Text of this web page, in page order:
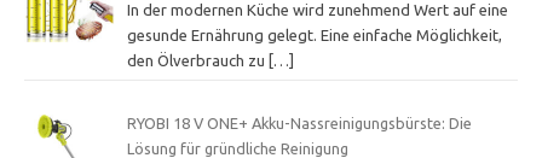
In der modernen Küche wird zunehmend Wert auf eine
gesunde Ernährung gelegt. Eine einfache Möglichkeit,
den Ölverbrauch zu
[…]
RYOBI 18 V ONE+ Akku-Nassreinigungsbürste: Die
Lösung für gründliche Reinigung